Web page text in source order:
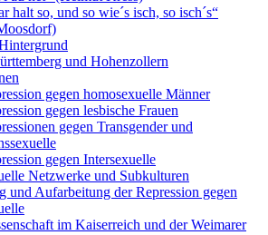
halt so, und so wie´s isch, so isch´s“
und Hohenzollern
gegen homosexuelle Männer
gegen lesbische Frauen
gegen Transgender und
gegen Intersexuelle
Netzwerke und Subkulturen
und Aufarbeitung der Repression gegen
im Kaiserreich und der Weimarer